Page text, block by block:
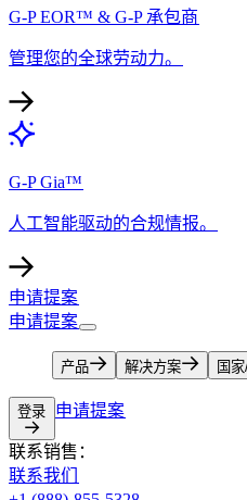
G-P EOR™ & G-P 承包商​​
管理您的全球劳动力。​​
G-P Gia™​​
人工智能驱动的合规情报。​​
申请提案​​
申请提案​​
产品​​ 解决方案​​ 国
登录​​ 申请提案​​
联系销售：​​
联系我们​​